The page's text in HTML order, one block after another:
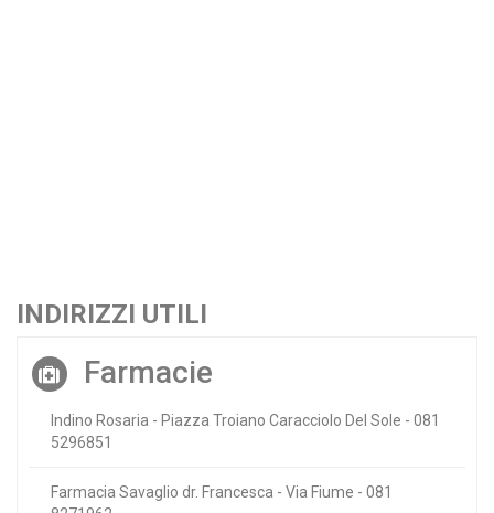
INDIRIZZI UTILI
Farmacie
Indino Rosaria - Piazza Troiano Caracciolo Del Sole - 081
5296851
Farmacia Savaglio dr. Francesca - Via Fiume - 081